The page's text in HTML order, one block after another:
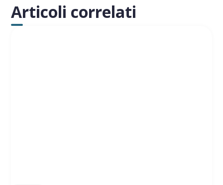
Articoli correlati